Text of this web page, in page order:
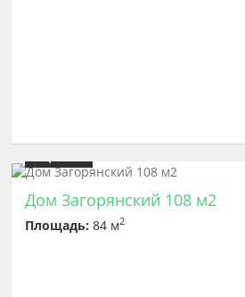
Дом Загорянский 108 м2
Площадь:84 м2